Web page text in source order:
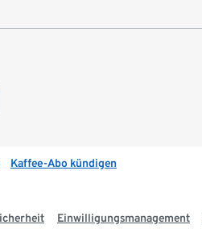
Kaffee-Abo kündigen
Einwilligungsmanagement